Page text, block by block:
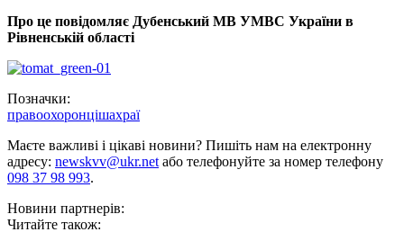
Про це повідомляє Дубенський МВ УМВС України в
Рівненській області
Позначки:
правоохоронцішахраї
Маєте важливі і цікаві новини? Пишіть нам на електронну
адресу: newskvv@ukr.netабо телефонуйте за номер телефону
098 37 98 993.
Новини партнерів:
Читайте також: